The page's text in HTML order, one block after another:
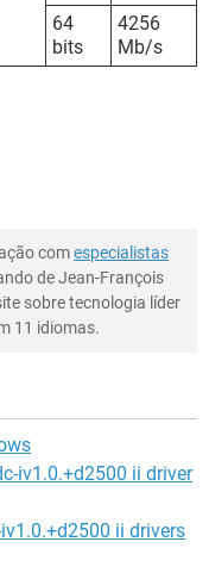
64
bits
4256
Mb/s
comespecialistas
de Jean-François
sobre tecnologia líder
11 idiomas.
iv1.0.+d2500 ii driver
ii drivers